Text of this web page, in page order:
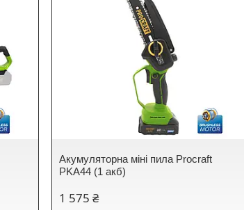
Акумуляторна міні пила Procraft
PKA44 (1 акб)
1 575 ₴